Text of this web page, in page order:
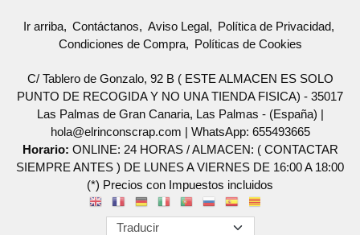
Ir arriba Contáctanos Aviso Legal
Política de Privacidad
Condiciones de Compra
Políticas de Cookies
C/ Tablero de Gonzalo, 92 B ( ESTE ALMACEN ES SOLO
PUNTO DE RECOGIDA Y NO UNA TIENDA FISICA) - 35017
Las Palmas de Gran Canaria, Las Palmas - (España) |
hola@elrinconscrap.com | WhatsApp: 655493665
Horario: ONLINE: 24 HORAS / ALMACEN: ( CONTACTAR
SIEMPRE ANTES ) DE LUNES A VIERNES DE 16:00 A 18:00
(*) Precios con Impuestos incluidos